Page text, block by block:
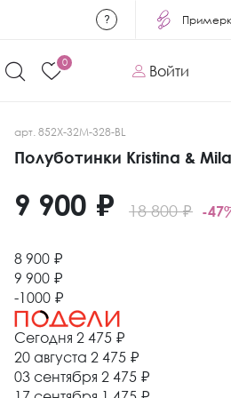
0
Войти
арт. 852X-32M-328-BL
Полуботинки Kristina &
18 800 ₽ -
9 900 ₽
8 900 ₽
9 900 ₽
-1000 ₽
Сегодня 2 475 ₽
20 августа 2 475 ₽
03 сентября 2 475 ₽